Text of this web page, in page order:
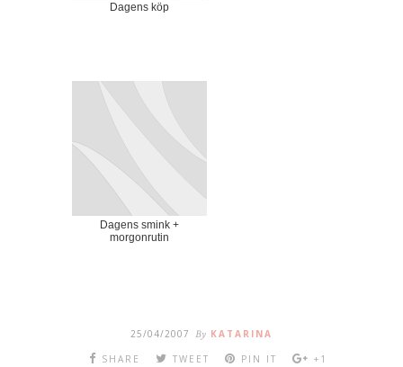
Dagens köp
Dagens smink +
morgonrutin
25/04/2007 By KATARINA
SHARE
TWEET PIN IT +1